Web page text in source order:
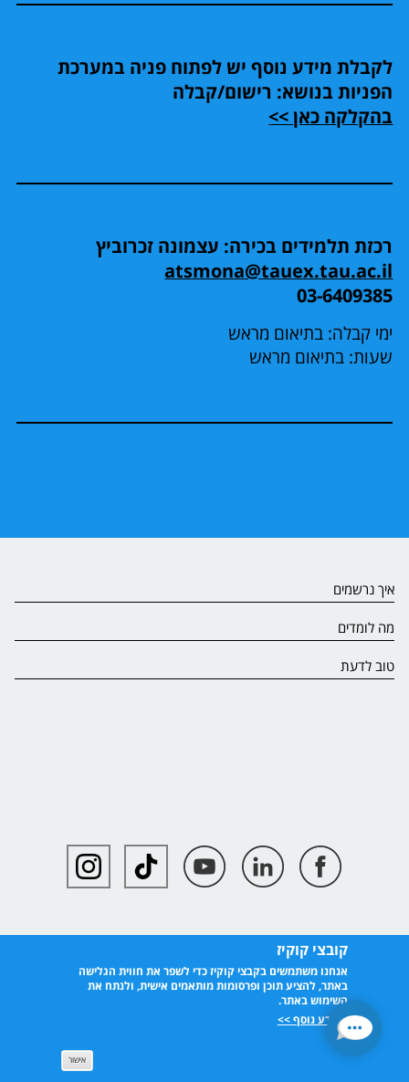
קובצי קוקיז
אנחנו משתמשים בקבצי קוקיז כדי לשפר את חווית הגלישה
באתר, להציע תוכן ופרסומות מותאמים אישית, ולנתח את
השימוש באתר.
למידע נוסף >>
אישור
לקבלת מידע נוסף יש לפתוח פניה במערכת
הפניות בנושא: רישום/קבלה
בהקלקה כאן >>
רכזת תלמידים בכירה: עצמונה זכרוביץ
atsmona@tauex.tau.ac.il
03-6409385
ימי קבלה: בתיאום מראש
שעות: בתיאום מראש
איך נרשמים
מה לומדים
טוב לדעת